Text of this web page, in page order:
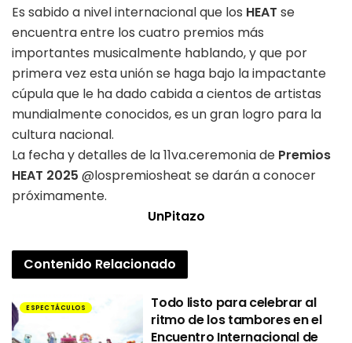
Es sabido a nivel internacional que los HEAT se
encuentra entre los cuatro premios más
importantes musicalmente hablando, y que por
primera vez esta unión se haga bajo la impactante
cúpula que le ha dado cabida a cientos de artistas
mundialmente conocidos, es un gran logro para la
cultura nacional.
La fecha y detalles de la 11va.ceremonia de Premios
HEAT 2025 @lospremiosheat se darán a conocer
próximamente.
UnPitazo
Contenido Relacionado
ESPECTÁCULOS
Todo listo para celebrar al
ritmo de los tambores en el
Encuentro Internacional de